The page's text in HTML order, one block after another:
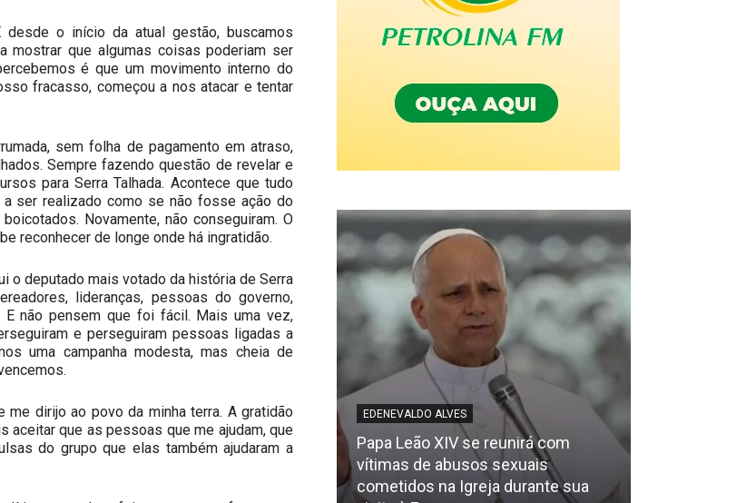
o início da atual gestão, buscamos
mostrar que algumas coisas poderiam ser
é que um movimento interno do
fracasso, começou a nos atacar e tentar
sem folha de pagamento em atraso,
Sempre fazendo questão de revelar e
para Serra Talhada. Acontece que tudo
ser realizado como se não fosse ação do
Novamente, não conseguiram. O
reconhecer de longe onde há ingratidão.
o deputado mais votado da história de Serra
lideranças, pessoas do governo,
não pensem que foi fácil. Mais uma vez,
e perseguiram pessoas ligadas a
uma campanha modesta, mas cheia de
dirijo ao povo da minha terra. A gratidão
aceitar que as pessoas que me ajudam, que
do grupo que elas também ajudaram a
EDENEVALDO ALVES
Papa Leão XIV se reunirá com
vítimas de abusos sexuais
cometidos na Igreja durante sua